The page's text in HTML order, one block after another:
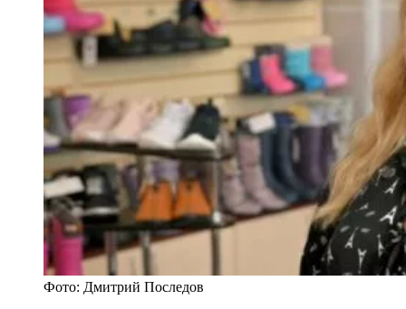
Фото: Дмитрий Последов